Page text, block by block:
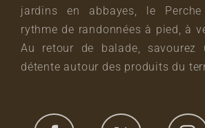
jardins en abbayes, le Perche
rythme de randonnées à pied, à
Au retour de balade, savourez
détente autour des produits du